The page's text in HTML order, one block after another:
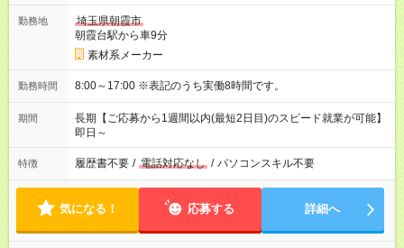
勤務地
埼玉県朝霞市
朝霞台駅から車9分
素材系メーカー
勤務時間 8:00～17:00 ※表記のうち実働8時間です。
期間
長期【ご応募から1週間以内(最短2日目)のスピード就業が可能】
即日～
特徴 履歴書不要 / 電話対応なし / パソコンスキル不要
気になる！ 応募する 詳細へ